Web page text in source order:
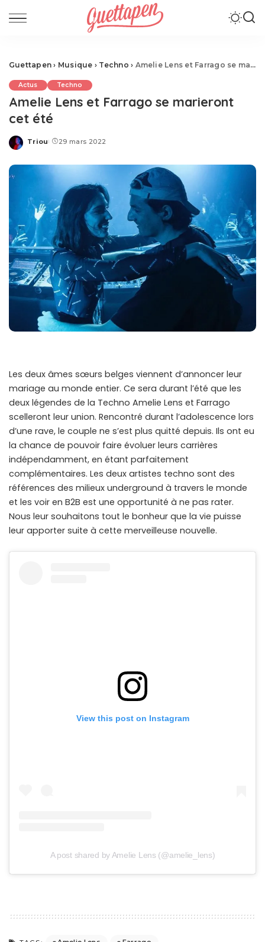
Guettapen › Musique › Techno › Amelie Lens et Farrago se marieront cet été
Actus Techno
Amelie Lens et Farrago se marieront
cet été
Posted
Triou 29 mars 2022
Les deux âmes sœurs belges viennent d’annoncer leur
mariage au monde entier. Ce sera durant l’été que les
deux légendes de la Techno Amelie Lens et Farrago
scelleront leur union. Rencontré durant l’adolescence lors
d’une rave, le couple ne s’est plus quitté depuis. Ils ont eu
la chance de pouvoir faire évoluer leurs carrières
indépendamment, en étant parfaitement
complémentaires. Les deux artistes techno sont des
références des milieux underground à travers le monde
et les voir en B2B est une opportunité à ne pas rater.
Nous leur souhaitons tout le bonheur que la vie puisse
leur apporter suite à cette merveilleuse nouvelle.
View this post on Instagram
A post shared by Amelie Lens (@amelie_lens)